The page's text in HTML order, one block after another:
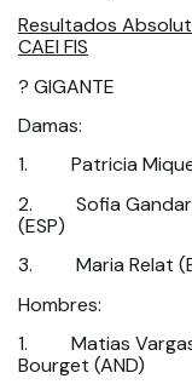
Resultados
CAEI FIS
? GIGANTE
Damas:
1. Patricia Miquel
2. Sofia
(ESP)
3. Maria Relat
Hombres:
1. Matias
Bourget (AND)